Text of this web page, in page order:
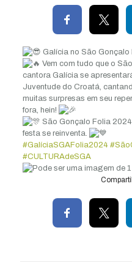
Galícia no São
Vem com tudo que o
cantora Galícia se
Juventude do Croatá,
muitas surpresas em seu
fora, hein!
São Gonçalo Folia
festa se reinventa.
#GalíciaSGAFolia2024
#CULTURAdeSGA